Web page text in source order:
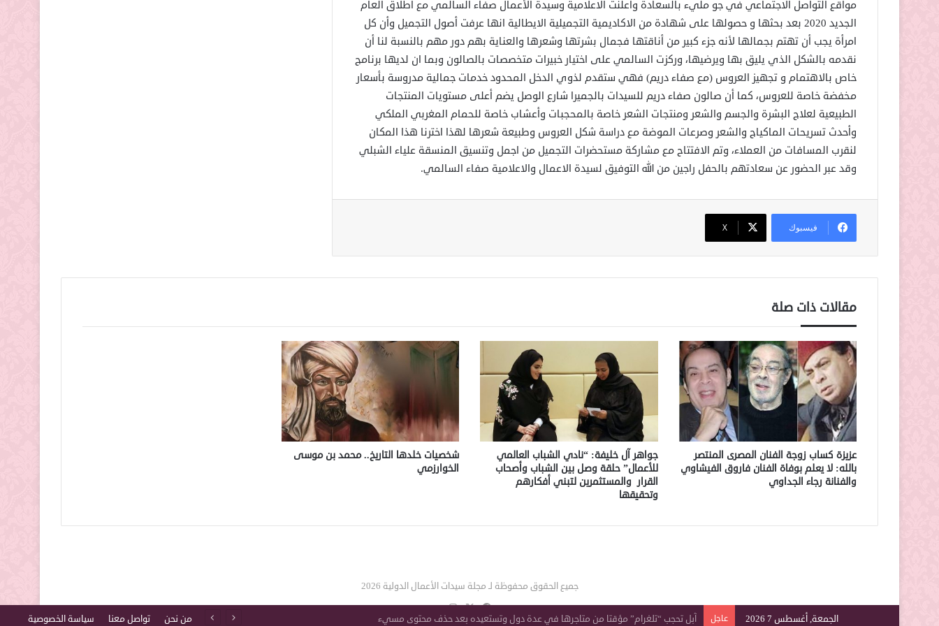
الجمعة, أغسطس 7 2026 عاجل الكبد عضو صامت.. 8 إشارات تكشف تدهور وظائفه من نحن تواصل معنا سياسة الخصوصية
مواقع التواصل الاجتماعي في جو مليء بالسعادة واعلنت الاعلامية وسيدة الأعمال صفاء السالمي مع اطلاق العام
الجديد 2020 بعد بحثها و حصولها على شهادة من الاكاديمية التجميلية الايطالية انها عرفت أصول التجميل وأن كل
امرأة يجب أن تهتم بجمالها لأنه جزء كبير من أناقتها فجمال بشرتها وشعرها والعناية بهم دور مهم بالنسبة لنا أن
نقدمه بالشكل الذي يليق بها ويرضيها، وركزت السالمي على اختيار خبيرات متخصصات بالصالون وبما ان لديها برنامج
خاص بالاهتمام و تجهيز العروس (مع صفاء دريم) فهي ستقدم لذوي الدخل المحدود خدمات جمالية مدروسة بأسعار
مخفضة خاصة للعروس، كما أن صالون صفاء دريم للسيدات بالجميرا شارع الوصل يضم أعلى مستويات المنتجات
الطبيعية لعلاج البشرة والجسم والشعر ومنتجات الشعر خاصة بالمحجبات وأعشاب خاصة للحمام المغربي الملكي
وأحدث تسريحات الماكياج والشعر وصرعات الموضة مع دراسة شكل العروس وطبيعة شعرها لهذا اخترنا هذا المكان
لنقرب المسافات من العملاء، وتم الافتتاح مع مشاركة مستحضرات التجميل من اجمل وتنسيق المنسقة علياء الشبلي
وقد عبر الحضور عن سعادتهم بالحفل راجين من الله التوفيق لسيدة الاعمال والاعلامية صفاء السالمي.
فيسبوك ‫X
مقالات ذات صلة
عزيزة كساب زوجة الفنان المصرى المنتصر
بالله: لا يعلم بوفاة الفنان فاروق الفيشاوي
والفنانة رجاء الجداوي
جواهر آل خليفة: “نادي الشباب العالمي
للأعمال” حلقة وصل بين الشباب وأصحاب
القرار والمستثمرين لتبني أفكارهم
وتحقيقها
شخصيات خلدها التاريخ.. محمد بن موسى
الخوارزمي
جميع الحقوق محفوظة لـ مجلة سيدات الأعمال الدولية 2026
فيسبوك
‫X انستقرام